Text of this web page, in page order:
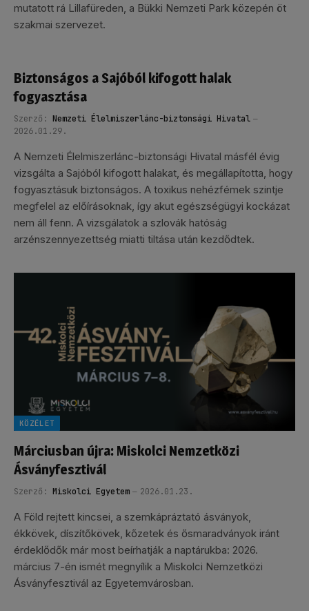
mutatott rá Lillafüreden, a Bükki Nemzeti Park közepén öt
szakmai szervezet.
Biztonságos a Sajóból kifogott halak
fogyasztása
Szerző: Nemzeti Élelmiszerlánc-biztonsági Hivatal
2026.01.29.
A Nemzeti Élelmiszerlánc-biztonsági Hivatal másfél évig
vizsgálta a Sajóból kifogott halakat, és megállapította, hogy
fogyasztásuk biztonságos. A toxikus nehézfémek szintje
megfelel az előírásoknak, így akut egészségügyi kockázat
nem áll fenn. A vizsgálatok a szlovák hatóság
arzénszennyezettség miatti tiltása után kezdődtek.
KÖZÉLET
Márciusban újra: Miskolci Nemzetközi
Ásványfesztivál
Szerző: Miskolci Egyetem 2026.01.23.
A Föld rejtett kincsei, a szemkápráztató ásványok,
ékkövek, díszítőkövek, kőzetek és ősmaradványok iránt
érdeklődők már most beírhatják a naptárukba: 2026.
március 7-én ismét megnyílik a Miskolci Nemzetközi
Ásványfesztivál az Egyetemvárosban.